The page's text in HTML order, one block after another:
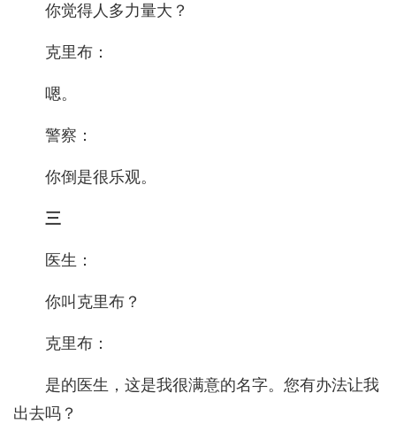
你觉得人多力量大？
克里布：
嗯。
警察：
你倒是很乐观。
三
医生：
你叫克里布？
克里布：
是的医生，这是我很满意的名字。您有办法让我
出去吗？